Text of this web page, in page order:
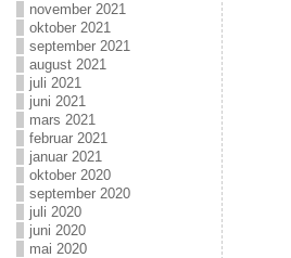
november 2021
oktober 2021
september 2021
august 2021
juli 2021
juni 2021
mars 2021
februar 2021
januar 2021
oktober 2020
september 2020
juli 2020
juni 2020
mai 2020